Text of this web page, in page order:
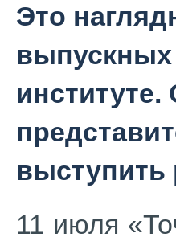
Это
выступить
11 июля